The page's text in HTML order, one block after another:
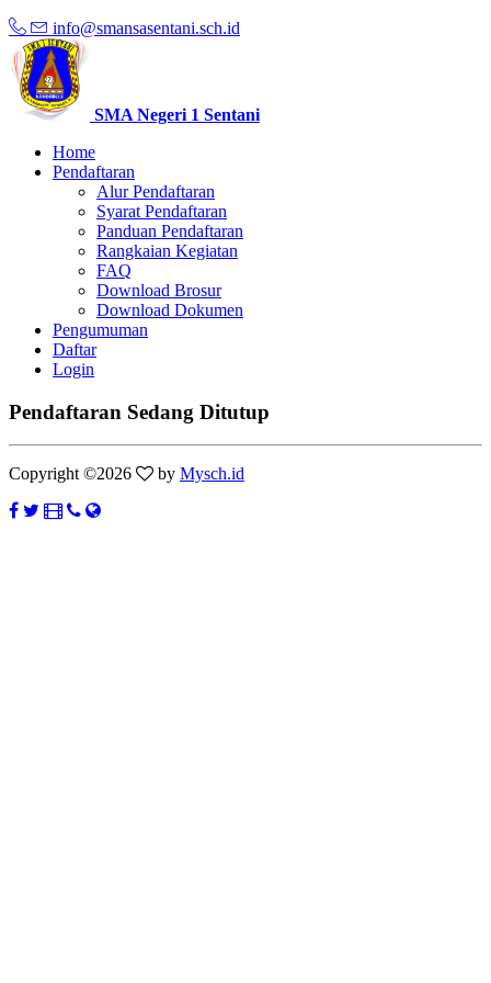
info@smansasentani.sch.id
SMA Negeri 1 Sentani
Home
Pendaftaran
Alur Pendaftaran
Syarat Pendaftaran
Panduan Pendaftaran
Rangkaian Kegiatan
FAQ
Download Brosur
Download Dokumen
Pengumuman
Daftar
Login
Pendaftaran Sedang Ditutup
Copyright ©2026 by Mysch.id